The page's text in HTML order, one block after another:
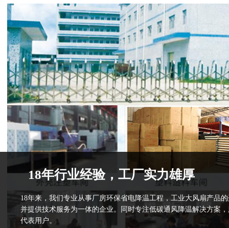
18年行业经验，工厂实力雄厚
18年来，我们专业从事厂房环保省电降温工程，工业大风扇产品
并提供技术服务为一体的企业。同时专注低碳通风降温解决方案
代表用户。